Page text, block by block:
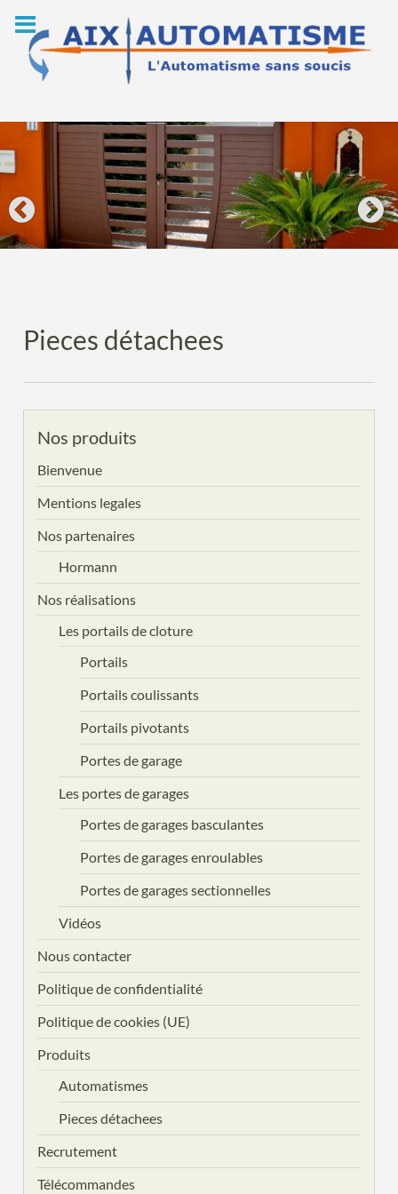
content
Pieces détachees
Nos produits
Bienvenue
Mentions legales
Nos partenaires
Hormann
Nos réalisations
Les portails de cloture
Portails
Portails coulissants
Portails pivotants
Portes de garage
Les portes de garages
Portes de garages basculantes
Portes de garages enroulables
Portes de garages sectionnelles
Vidéos
Nous contacter
Politique de confidentialité
Politique de cookies (UE)
Produits
Automatismes
Pieces détachees
Recrutement
Télécommandes